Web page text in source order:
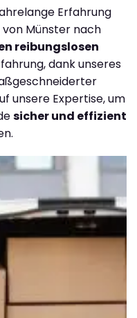
Erfahrung
von Münster nach
reibungslosen
dank unseres
unsere Expertise, um
sicher und effizient